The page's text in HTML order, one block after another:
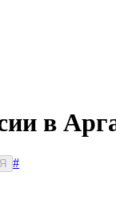
в
Я
#